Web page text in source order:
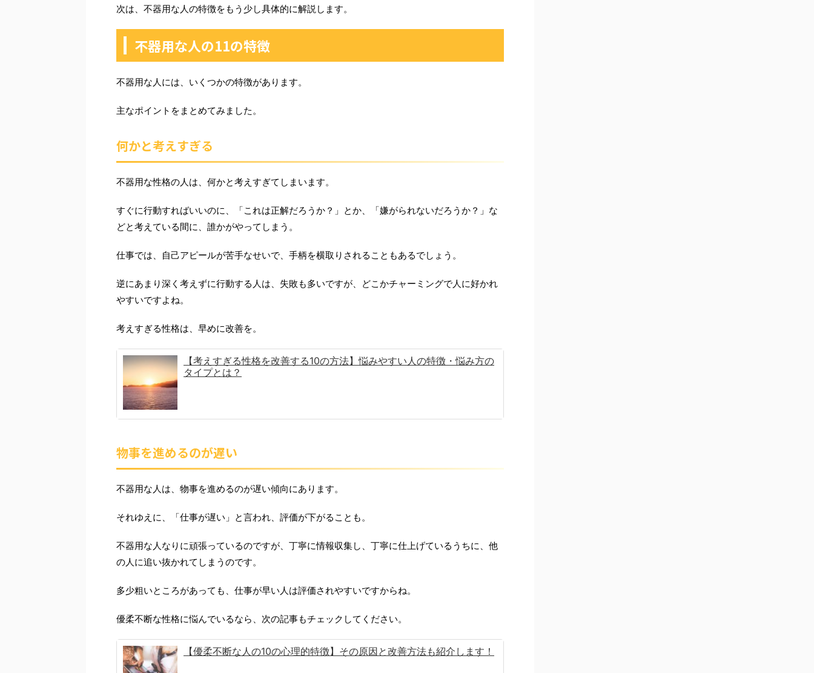
次は、不器用な人の特徴をもう少し具体的に解説します。
不器用な人の11の特徴
不器用な人には、いくつかの特徴があります。
主なポイントをまとめてみました。
何かと考えすぎる
不器用な性格の人は、何かと考えすぎてしまいます。
すぐに行動すればいいのに、「これは正解だろうか？」とか、「嫌がられないだろうか？」な
どと考えている間に、誰かがやってしまう。
仕事では、自己アピールが苦手なせいで、手柄を横取りされることもあるでしょう。
逆にあまり深く考えずに行動する人は、失敗も多いですが、どこかチャーミングで人に好かれ
やすいですよね。
考えすぎる性格は、早めに改善を。
【考えすぎる性格を改善する10の方法】悩みやすい人の特徴・悩み方の
タイプとは？
物事を進めるのが遅い
不器用な人は、物事を進めるのが遅い傾向にあります。
それゆえに、「仕事が遅い」と言われ、評価が下がることも。
不器用な人なりに頑張っているのですが、丁寧に情報収集し、丁寧に仕上げているうちに、他
の人に追い抜かれてしまうのです。
多少粗いところがあっても、仕事が早い人は評価されやすいですからね。
優柔不断な性格に悩んでいるなら、次の記事もチェックしてください。
【優柔不断な人の10の心理的特徴】その原因と改善方法も紹介します！